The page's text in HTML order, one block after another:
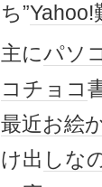
ち”Yahoo!
主にパソ
コチョコ
最近お絵
け出 しな